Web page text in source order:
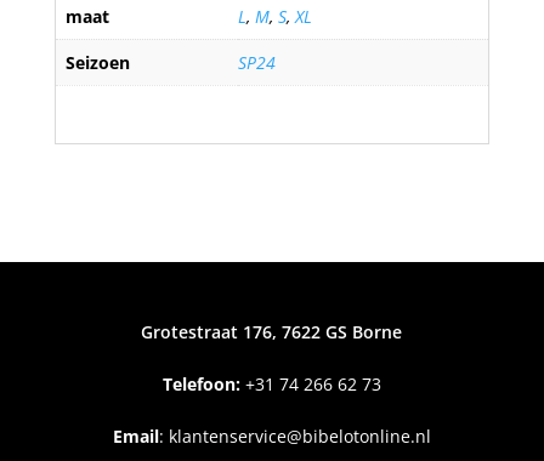
maat
L, M, S,XL
Seizoen
SP24
Grotestraat 176, 7622 GS Borne
Telefoon:+31 74 266 62 73
Email: klantenservice@bibelotonline.nl